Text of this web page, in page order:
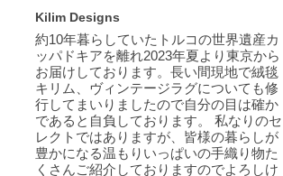
Kilim Designs
約10年暮らしていたトルコの世界遺産カ
ッパドキアを離れ2023年夏より東京から
お届けしております。長い間現地で絨毯
キリム、ヴィンテージラグについても修
行してまいりましたので自分の目は確か
であると自負しております。 私なりのセ
レクトではありますが、皆様の暮らしが
豊かになる温もりいっぱいの手織り物た
くさんご紹介しておりますのでよろしけ